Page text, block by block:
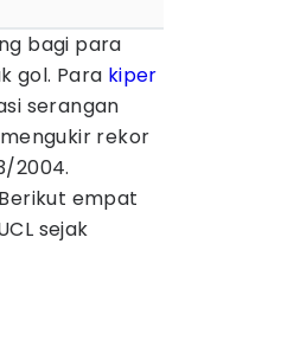
bagi para
gol. Para kiper
serangan
rekor
2004.
empat
sejak